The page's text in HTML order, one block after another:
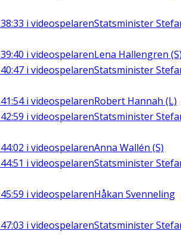
38:33 i videospelarenStatsminister
39:40 i videospelarenLena Hallengren
40:47 i videospelarenStatsminister
41:54i videospelarenRobert Hannah (L)
42:59 i videospelarenStatsminister
44:02 i videospelarenAnna Wallén (S)
44:51 i videospelarenStatsminister
45:59 i videospelarenHåkan Svenneling
47:03 i videospelarenStatsminister